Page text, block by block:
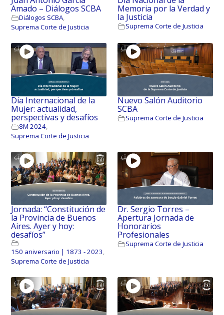
Amado – Diálogos SCBA
Diálogos SCBA,
Suprema Corte de Justicia
Memoria por la Verdad y
la Justicia
Suprema Corte de Justicia
Día Internacional de la
Mujer: actualidad,
perspectivas y desafíos
8M 2024,
Suprema Corte de Justicia
Nuevo Salón Auditorio
SCBA
Suprema Corte de Justicia
Jornada: “Constitución de
la Provincia de Buenos
Aires. Ayer y hoy:
desafíos”
150 aniversario | 1873 - 2023,
Suprema Corte de Justicia
Dr. Sergio Torres –
Apertura Jornada de
Honorarios
Profesionales
Suprema Corte de Justicia